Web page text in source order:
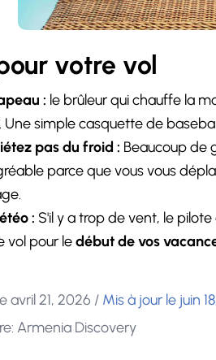
votre vol
: le brûleur qui chauffe la
simple casquette de
pas du froid : Beaucoup de
parce que vous vous
: S'il y a trop de vent, le
vol pour ledébut de vos
avril 21, 2026 / Mis à jour le juin
Armenia Discovery